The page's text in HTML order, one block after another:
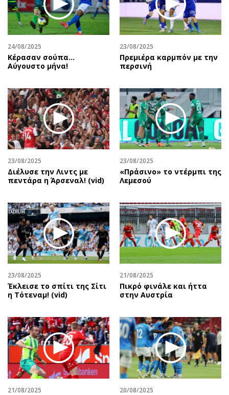
24/08/2025
Κέρασαν σούπα…
Αύγουστο μήνα!
23/08/2025
Πρεμιέρα καρμπόν με την
περσινή
23/08/2025
Διέλυσε την Λιντς με
πεντάρα η Άρσεναλ! (vid)
23/08/2025
«Πράσινο» το ντέρμπι της
Λεμεσού
23/08/2025
Έκλεισε το σπίτι της Σίτι
η Τότεναμ! (vid)
21/08/2025
Πικρό φινάλε και ήττα
στην Αυστρία
21/08/2025 20/08/2025